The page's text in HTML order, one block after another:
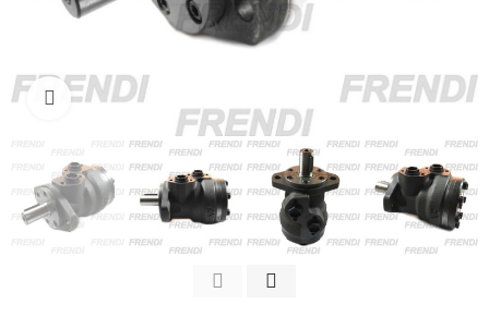
Click para agrandar